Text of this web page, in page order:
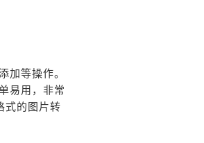
加等操作。
易用，非常
式的图片转